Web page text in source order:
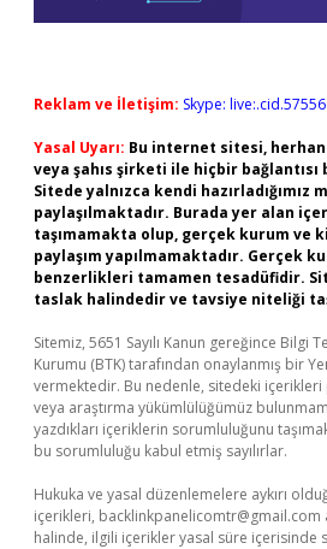
Reklam ve İletişim: Skype:
Yasal Uyarı: Bu internet sitesi,
veya şahıs şirketi ile hiçbir
Sitede yalnızca kendi hazırladığımız
paylaşılmaktadır. Burada yer alan
taşımamakta olup, gerçek kurum ve
paylaşım yapılmamaktadır. Gerçek
benzerlikleri tamamen tesadüfidir.
taslak halindedir ve tavsiye niteliği
Sitemiz, 5651 Sayılı Kanun gereğince Bilgi
Kurumu (BTK) tarafından onaylanmış bir
vermektedir. Bu nedenle, sitedeki
veya araştırma yükümlülüğümüz
yazdıkları içeriklerin sorumluluğunu
bu sorumluluğu kabul etmiş sayılırlar.
Hukuka ve yasal düzenlemelere aykırı
içerikleri, backlinkpanelicomtr@gmail.com
halinde, ilgili içerikler yasal süre içerisinde